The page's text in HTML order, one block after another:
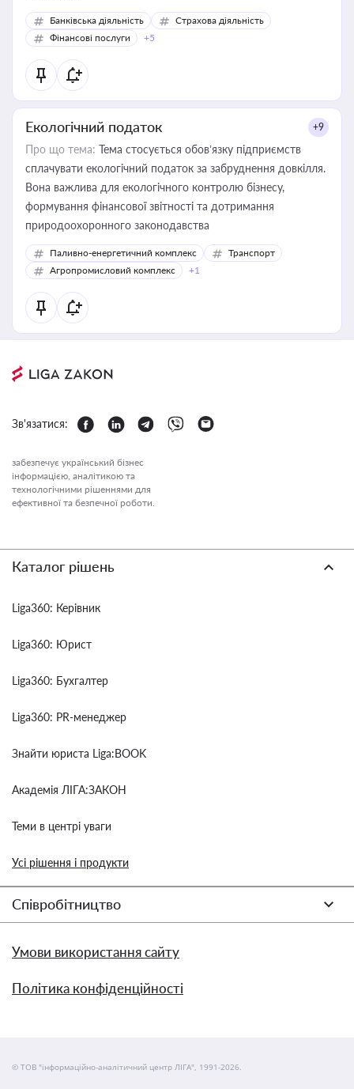
Банківська діяльність
Страхова діяльність
Фінансові послуги
+5
Екологічний податок +9
Про що тема: Тема стосується обов’язку підприємств
сплачувати екологічний податок за забруднення довкілля.
Вона важлива для екологічного контролю бізнесу,
формування фінансової звітності та дотримання
природоохоронного законодавства
Паливно-енергетичний комплекс
Транспорт
Агропромисловий комплекс
+1
Зв'язатися:
забезпечує український бізнес
інформацією, аналітикою та
технологічними рішеннями для
ефективної та безпечної роботи.
Каталог рішень
Liga360: Керівник
Liga360: Юрист
Liga360: Бухгалтер
Liga360: PR-менеджер
Знайти юриста Liga:BOOK
Академія ЛІГА:ЗАКОН
Теми в центрі уваги
Усі рішення і продукти
Співробітництво
Умови використання сайту
Політика конфіденційності
© ТОВ "інформаційно-аналітичний центр ЛІГА", 1991-2026.